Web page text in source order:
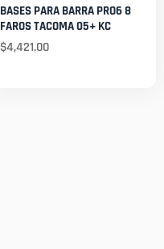
BASES PARA BARRA PRO6 8
FAROS TACOMA 05+ KC
$4,421.00